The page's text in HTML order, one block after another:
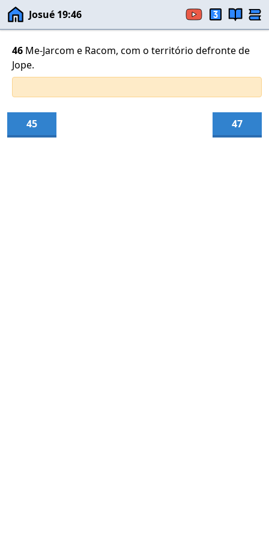
Josué 19:46
46 Me-Jarcom e Racom, com o território defronte de
Jope.
45 47